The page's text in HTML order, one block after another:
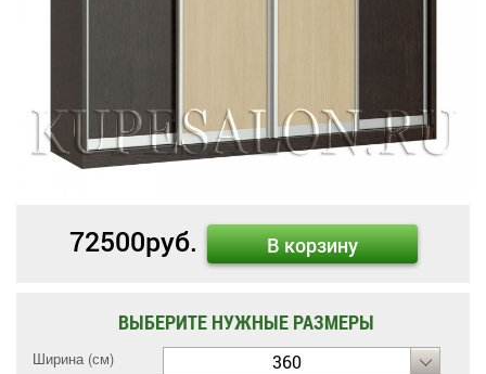
72500руб. В корзину
ВЫБЕРИТЕ НУЖНЫЕ РАЗМЕРЫ
Ширина (см) 360